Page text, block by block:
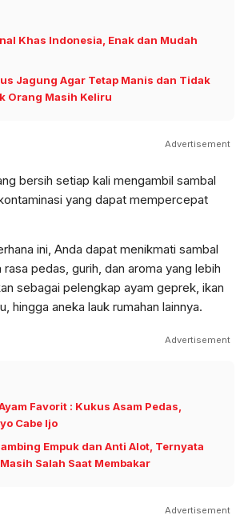
Khas Indonesia, Enak dan Mudah
Jagung Agar Tetap Manis dan Tidak
Orang Masih Keliru
Advertisement
bersih setiap kali mengambil sambal
yang dapat mempercepat
ini, Anda dapat menikmati sambal
pedas, gurih, dan aroma yang lebih
sebagai pelengkap ayam geprek, ikan
hingga aneka lauk rumahan lainnya.
Advertisement
Favorit : Kukus Asam Pedas,
Cabe Ijo
Empuk dan Anti Alot, Ternyata
Salah Saat Membakar
Advertisement